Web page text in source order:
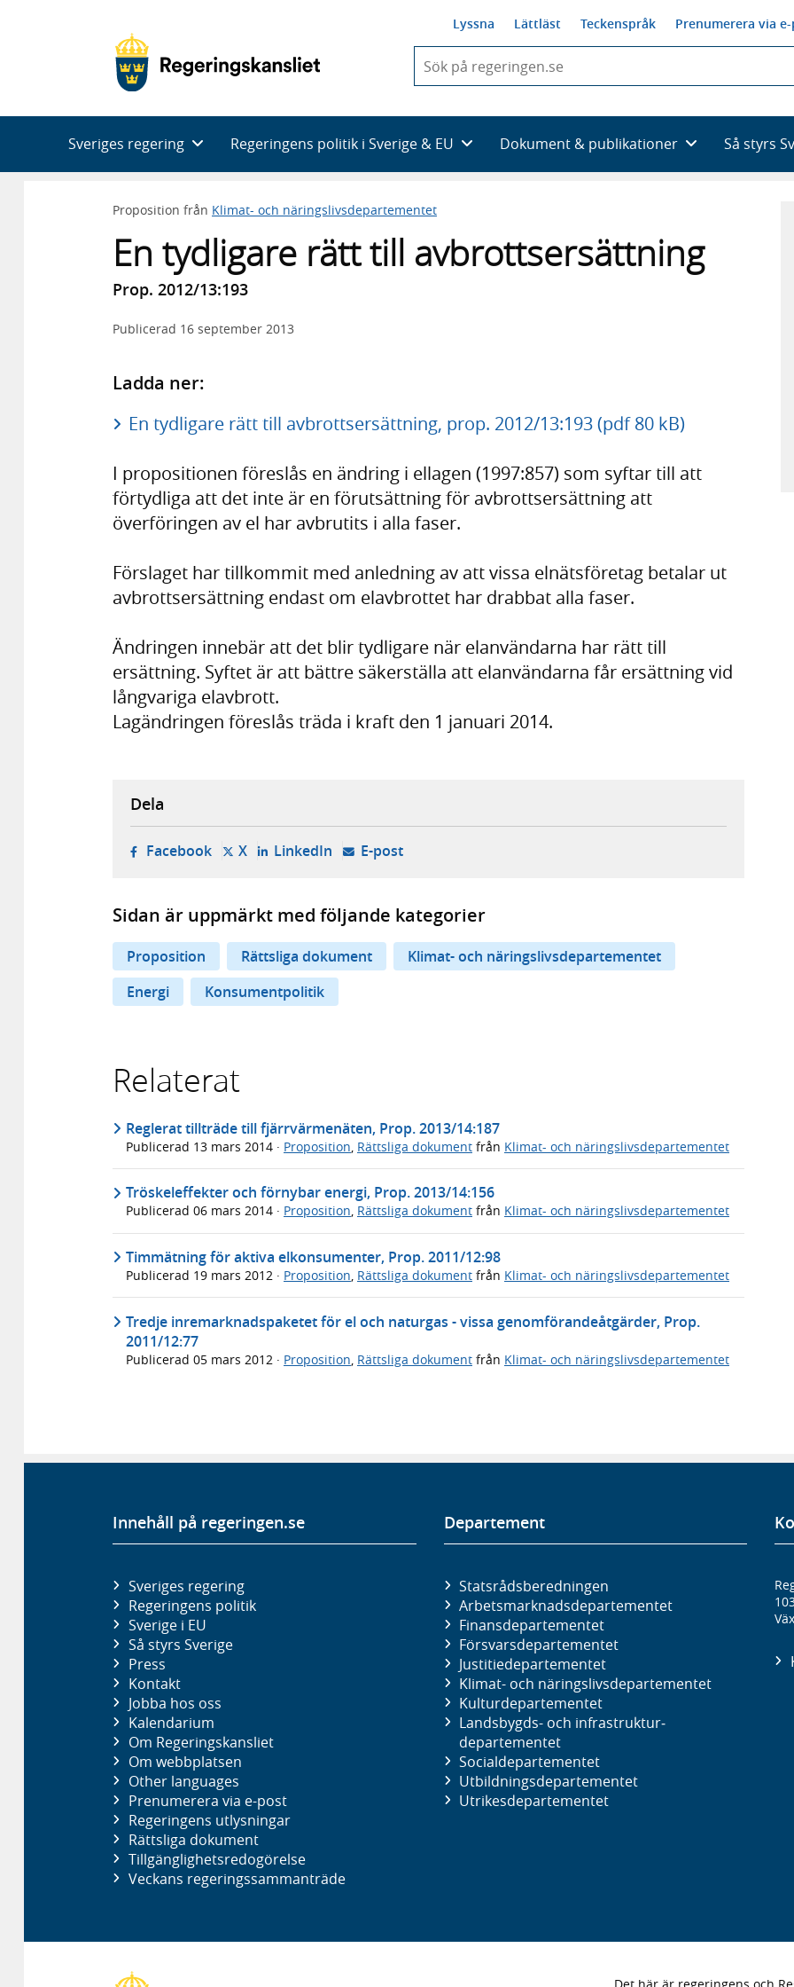
Lyssna Lättläst Teckenspråk Prenumerera via
du
skriva
framträder
en
med
Sveriges regering Regeringens politik i Sverige & EU Dokument & publikationer Så styrs
Proposition från Klimat- och näringslivsdepartementet
En tydligare rätt till avbrottsersättning
Prop. 2012/13:193
Publicerad 16 september 2013
Ladda ner:
En tydligare rätt till avbrottsersättning, prop. 2012/13:193 (pdf 80 kB)
I propositionen föreslås en ändring i ellagen (1997:857) som syftar till att
förtydliga att det inte är en förutsättning för avbrottsersättning att
överföringen av el har avbrutits i alla faser.
Förslaget har tillkommit med anledning av att vissa elnätsföretag betalar ut
avbrottsersättning endast om elavbrottet har drabbat alla faser.
Ändringen innebär att det blir tydligare när elanvändarna har rätt till
ersättning. Syftet är att bättre säkerställa att elanvändarna får ersättning vid
långvariga elavbrott.
Lagändringen föreslås träda i kraft den 1 januari 2014.
Dela
Facebook- öppnas i ny flik, extern webbplats,
X- öppnas i ny flik, extern webbplats,
LinkedIn- öppnas i ny flik, extern webbplats,
E-post- öppnar din e-postklient,
Sidan är uppmärkt med följande kategorier
Proposition Rättsliga dokument
Klimat- och näringslivsdepartementet
Energi
Konsumentpolitik
Relaterat
Reglerat tillträde till fjärrvärmenäten, Prop. 2013/14:187
Publicerad 13 mars 2014 · Proposition Rättsliga dokument från Klimat- och näringslivsdepartementet
Tröskeleffekter och förnybar energi, Prop. 2013/14:156
Publicerad 06 mars 2014 · Proposition, Rättsliga dokument från Klimat- och näringslivsdepartementet
Timmätning för aktiva elkonsumenter, Prop. 2011/12:98
Publicerad 19 mars 2012 · Proposition, Rättsliga dokument från Klimat- och näringslivsdepartementet
Tredje inremarknadspaketet för el och naturgas - vissa genomförandeåtgärder, Prop.
2011/12:77
Publicerad 05 mars 2012 · Proposition Rättsliga dokument från Klimat- och näringslivsdepartementet
Innehåll på regeringen.se
Sveriges regering
Regeringens politik
Sverige i EU
Så styrs Sverige
Press
Kontakt
Jobba hos oss
Kalendarium
Om Regeringskansliet
Om webbplatsen
Other languages
Prenumerera via e-post
Regeringens utlysningar
Rättsliga dokument
Tillgänglighetsredogörelse
Veckans regeringssammanträde
Departement
Statsrådsberedningen
Arbetsmarknads­departementet
Finans­departementet
Försvars­departementet
Justitie­departementet
Klimat- och näringslivs­departementet
Kultur­departementet
Landsbygds- och infrastruktur­
departementet
Social­departementet
Utbildnings­departementet
Utrikes­departementet